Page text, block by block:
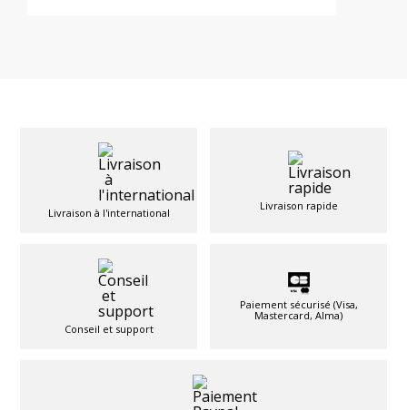
Livraison à l'international
Livraison rapide
Conseil et support
Paiement sécurisé (Visa,
Mastercard, Alma)